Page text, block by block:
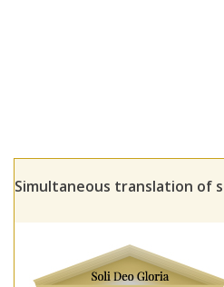
Simultaneous translation of